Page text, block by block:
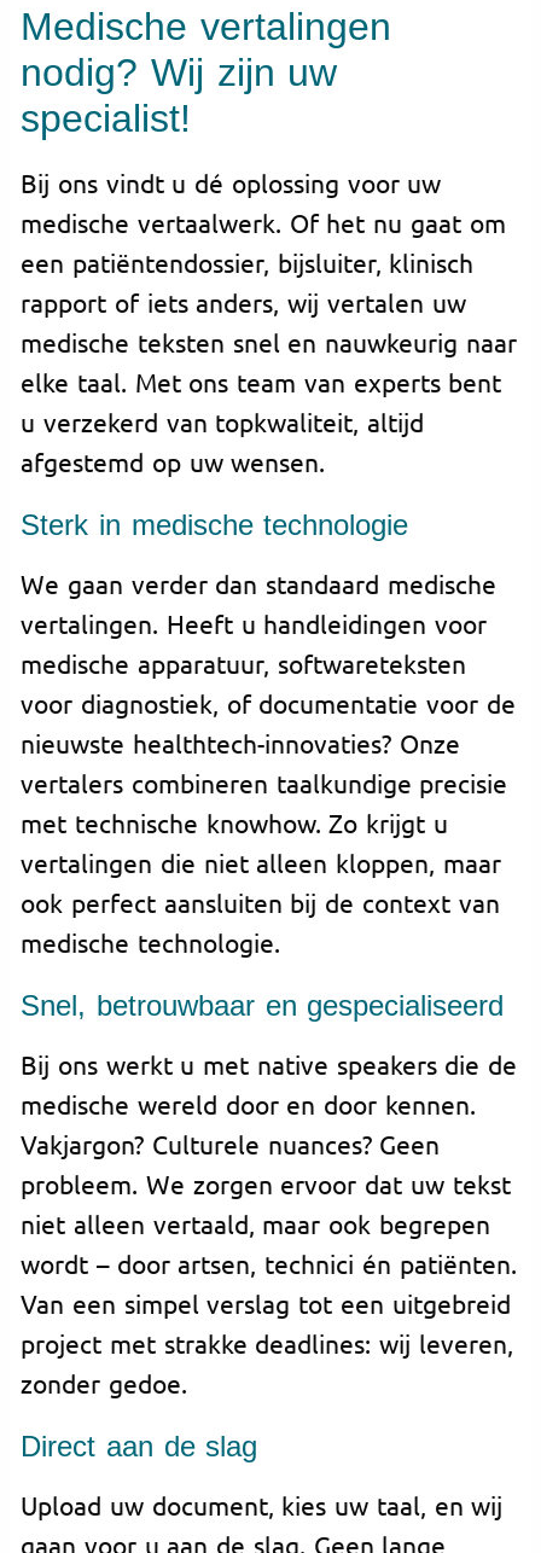
Medische vertalingen
nodig? Wij zijn uw
specialist!
Bij ons vindt u dé oplossing voor uw
medische vertaalwerk. Of het nu gaat om
een patiëntendossier, bijsluiter, klinisch
rapport of iets anders, wij vertalen uw
medische teksten snel en nauwkeurig naar
elke taal. Met ons team van experts bent
u verzekerd van topkwaliteit, altijd
afgestemd op uw wensen.
Sterk in medische technologie
We gaan verder dan standaard medische
vertalingen. Heeft u handleidingen voor
medische apparatuur, softwareteksten
voor diagnostiek, of documentatie voor de
nieuwste healthtech-innovaties? Onze
vertalers combineren taalkundige precisie
met technische knowhow. Zo krijgt u
vertalingen die niet alleen kloppen, maar
ook perfect aansluiten bij de context van
medische technologie.
Snel, betrouwbaar en gespecialiseerd
Bij ons werkt u met native speakers die de
medische wereld door en door kennen.
Vakjargon? Culturele nuances? Geen
probleem. We zorgen ervoor dat uw tekst
niet alleen vertaald, maar ook begrepen
wordt – door artsen, technici én patiënten.
Van een simpel verslag tot een uitgebreid
project met strakke deadlines: wij leveren,
zonder gedoe.
Direct aan de slag
Upload uw document, kies uw taal, en wij
gaan voor u aan de slag. Geen lange